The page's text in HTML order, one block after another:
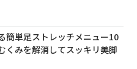
簡単足ストレッチメニュー10
くみを解消してスッキリ美脚